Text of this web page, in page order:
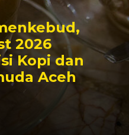
2026
Kopi dan
Aceh